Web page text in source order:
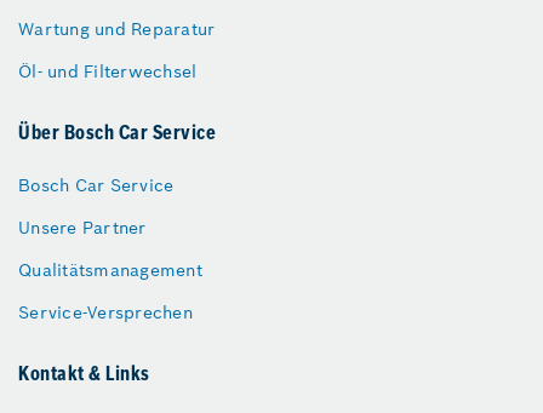
Wartung und Reparatur
Öl- und Filterwechsel
Über Bosch Car Service
Bosch Car Service
Unsere Partner
Qualitätsmanagement
Service-Versprechen
Kontakt & Links